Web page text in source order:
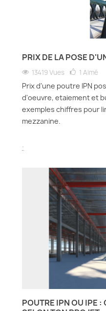
PRIX DE LA POSE
13419 Vues 1 Aimé
Prix d'une poutre IPN
d'oeuvre, etaiement et
exemples chiffres pour
mezzanine.
.
POUTRE IPN OU IPE